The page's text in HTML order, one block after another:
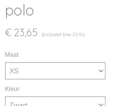
polo
€ 23,65 (inclusief btw 21%)
Maat
Kleur